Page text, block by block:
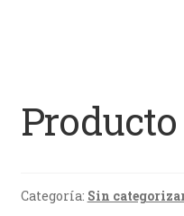
Producto
Categoría: Sin